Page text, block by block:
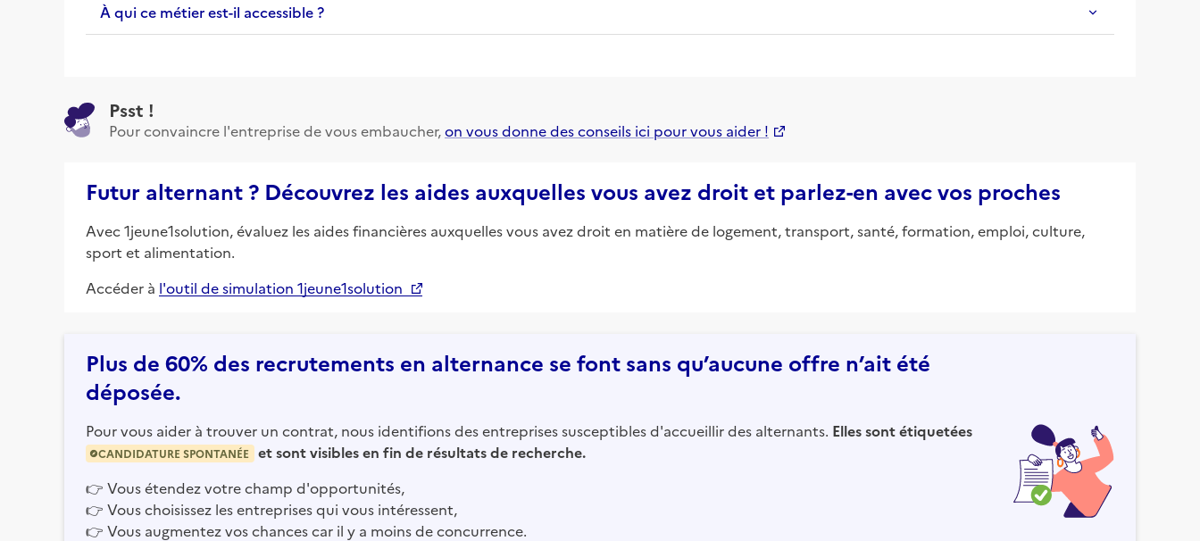
À qui ce métier est-il accessible ?
Psst !
Pour convaincre l'entreprise de vous embaucher,on vous donne des conseils ici pour vous aider !
Futur alternant ? Découvrez les aides auxquelles vous avez droit et parlez-en avec vos proches
Avec 1jeune1solution, évaluez les aides financières auxquelles vous avez droit en matière de logement, transport, santé, formation, emploi, culture,
sport et alimentation.
Accéder à l'outil de simulation 1jeune1solution
Plus de 60% des recrutements en alternance se font sans qu’aucune offre n’ait été
déposée.
Pour vous aider à trouver un contrat, nous identifions des entreprises susceptibles d'accueillir des alternants. Elles sont étiquetées
CANDIDATURE SPONTANÉE
et sont visibles en fin de résultats de recherche.
👉 Vous étendez votre champ d'opportunités,
👉 Vous choisissez les entreprises qui vous intéressent,
👉 Vous augmentez vos chances car il y a moins de concurrence.